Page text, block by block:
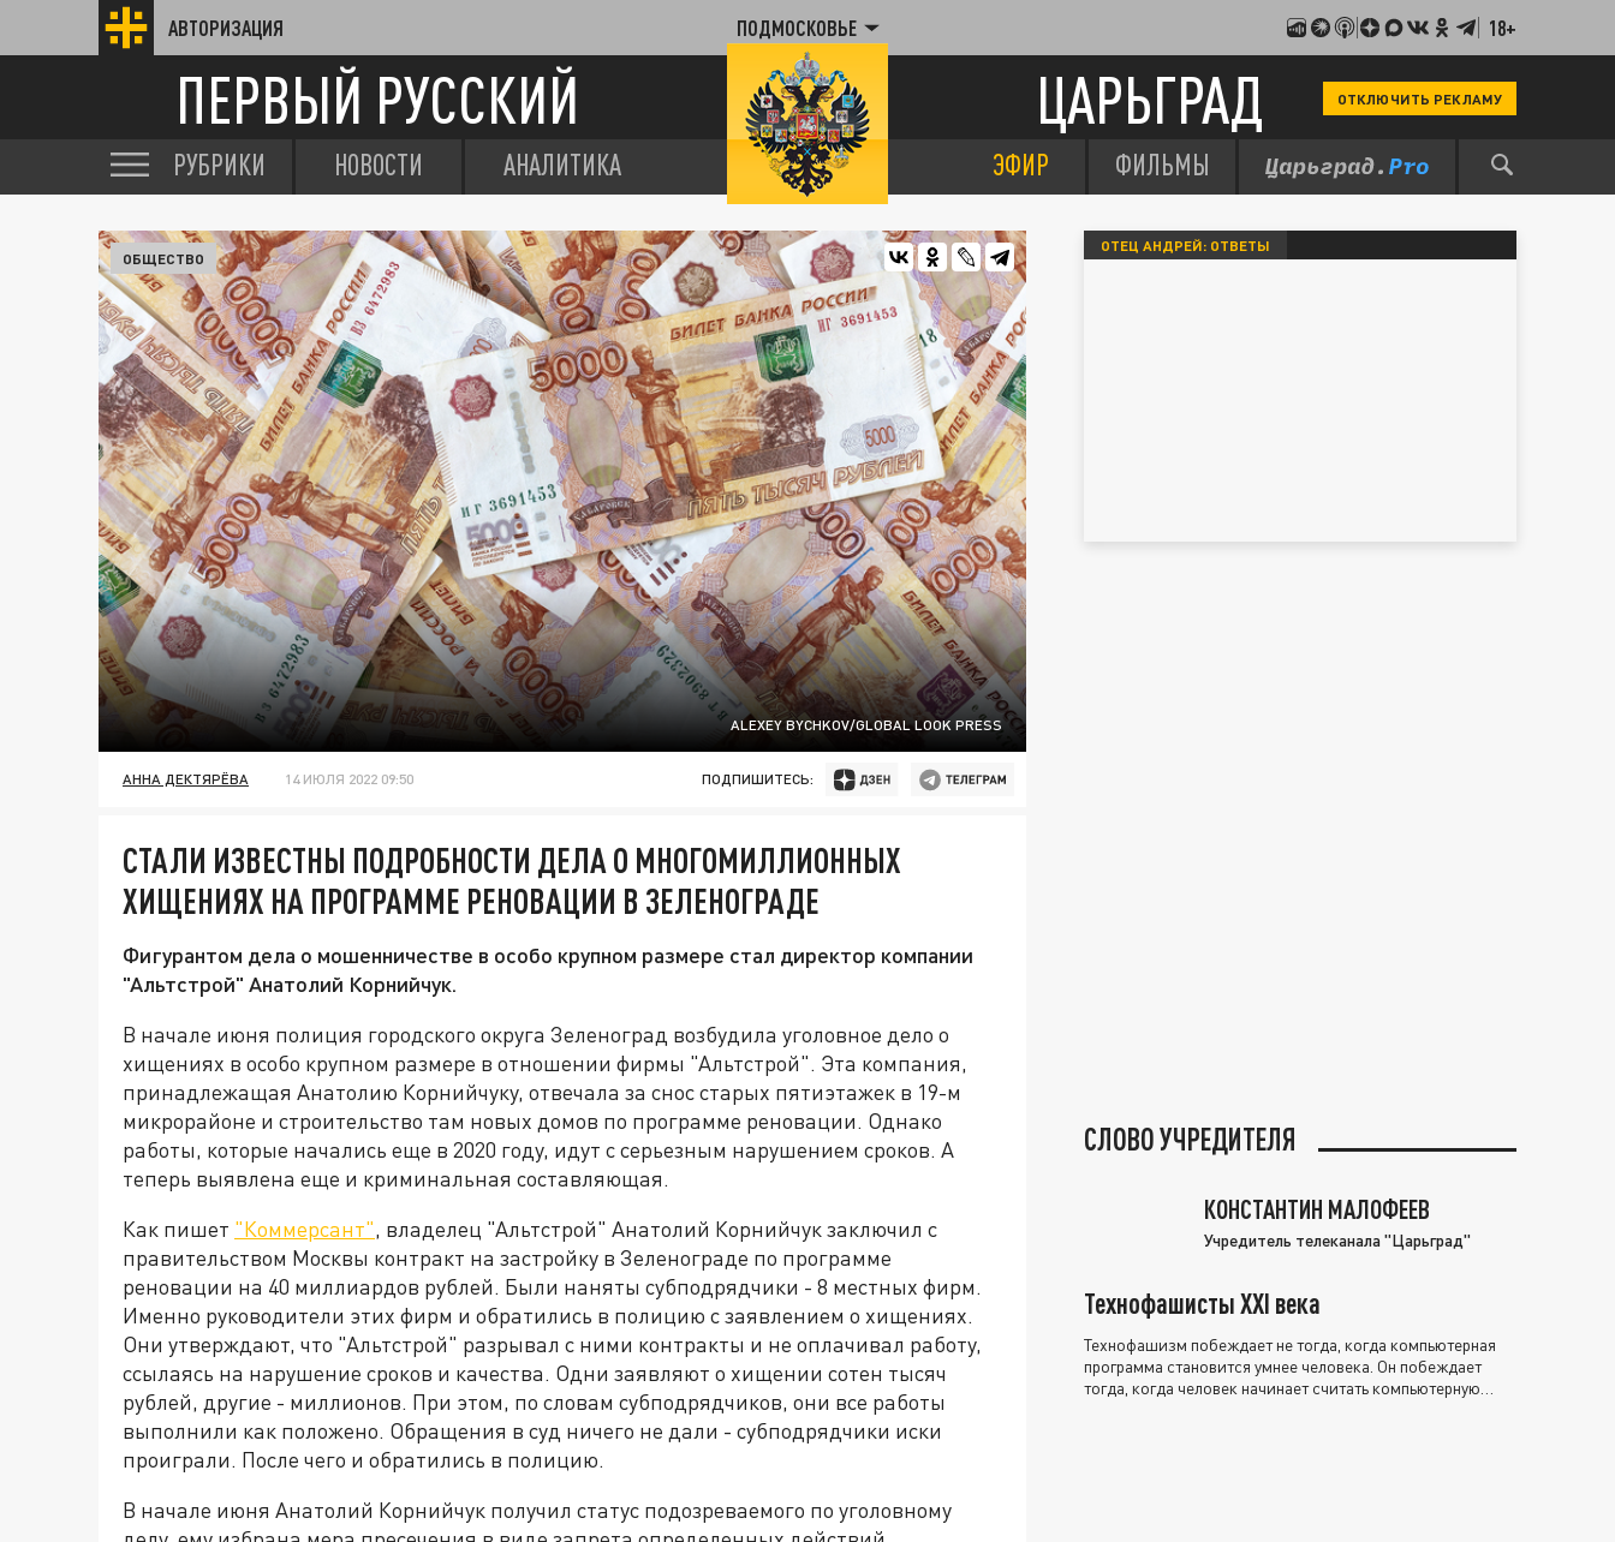
АВТОРИЗАЦИЯ ПОДМОСКОВЬЕ 18+
ПЕРВЫЙ РУССКИЙ ЦАРЬГРАД ОТКЛЮЧИТЬ РЕКЛАМУ
РУБРИКИ НОВОСТИ АНАЛИТИКА ЭФИР ФИЛЬМЫ
ALEXEY BYCHKOV/GLOBAL LOOK PRESS
ОБЩЕСТВО
АННА ДЕКТЯРЁВА 14 ИЮЛЯ 2022 09:50 ПОДПИШИТЕСЬ:
СТАЛИ ИЗВЕСТНЫ ПОДРОБНОСТИ ДЕЛА О МНОГОМИЛЛИОННЫХ
ХИЩЕНИЯХ НА ПРОГРАММЕ РЕНОВАЦИИ В ЗЕЛЕНОГРАДЕ
Фигурантом дела о мошенничестве в особо крупном размере стал директор компании
"Альтстрой" Анатолий Корнийчук.
В начале июня полиция городского округа Зеленоград возбудила уголовное дело о
хищениях в особо крупном размере в отношении фирмы "Альтстрой". Эта компания,
принадлежащая Анатолию Корнийчуку, отвечала за снос старых пятиэтажек в 19-м
микрорайоне и строительство там новых домов по программе реновации. Однако
работы, которые начались еще в 2020 году, идут с серьезным нарушением сроков. А
теперь выявлена еще и криминальная составляющая.
Как пишет "Коммерсант", владелец "Альтстрой" Анатолий Корнийчук заключил с
правительством Москвы контракт на застройку в Зеленограде по программе
реновации на 40 миллиардов рублей. Были наняты субподрядчики - 8 местных фирм.
Именно руководители этих фирм и обратились в полицию с заявлением о хищениях.
Они утверждают, что "Альтстрой" разрывал с ними контракты и не оплачивал работу,
ссылаясь на нарушение сроков и качества. Одни заявляют о хищении сотен тысяч
рублей, другие - миллионов. При этом, по словам субподрядчиков, они все работы
выполнили как положено. Обращения в суд ничего не дали - субподрядчики иски
проиграли. После чего и обратились в полицию.
В начале июня Анатолий Корнийчук получил статус подозреваемого по уголовному
ОТЕЦ АНДРЕЙ: ОТВЕТЫ
СЛОВО УЧРЕДИТЕЛЯ
КОНСТАНТИН МАЛОФЕЕВ
Учредитель телеканала "Царьград"
Технофашисты XXI века
Технофашизм побеждает не тогда, когда компьютерная
программа становится умнее человека. Он побеждает
тогда, когда человек начинает считать компьютерную